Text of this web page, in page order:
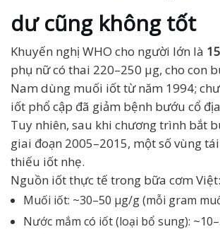
dư cũng không tốt
Khuyến nghị WHO cho người lớn là
phụ nữ có thai 220–250 µg, cho con
Nam dùng muối iốt từ năm 1994;
iốt phổ cập đã giảm bệnh bướu cổ
Tuy nhiên, sau khi chương trình bắt
giai đoạn 2005–2015, một số vùng
thiếu iốt nhẹ.
Nguồn iốt thực tế trong bữa cơm Việt:
Muối iốt: ~30–50 µg/g (mỗi gram
Nước mắm có iốt (loại bổ sung):